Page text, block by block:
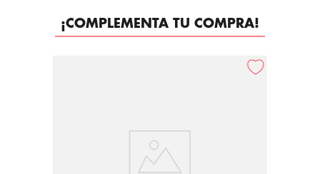
¡COMPLEMENTA TU COMPRA!